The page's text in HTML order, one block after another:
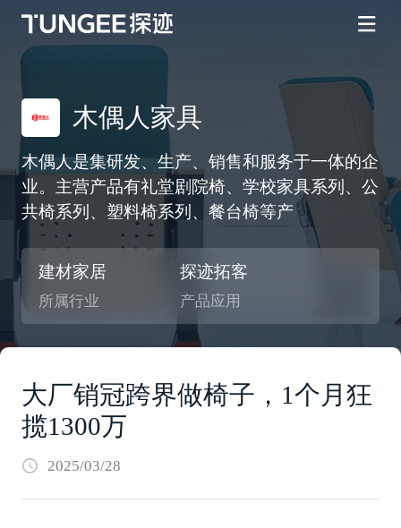
木偶人家具
木偶人是集研发、生产、销售和服务于一体的企
业。主营产品有礼堂剧院椅、学校家具系列、公
共椅系列、塑料椅系列、餐台椅等产
建材家居
所属行业
探迹拓客
产品应用
大厂销冠跨界做椅子，1个月狂
揽1300万
2025/03/28